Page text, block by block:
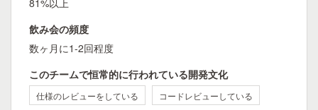
81%以上
飲み会の頻度
数ヶ月に1-2回程度
このチームで恒常的に行われている開発文化
仕様のレビューをしている コードレビューしている